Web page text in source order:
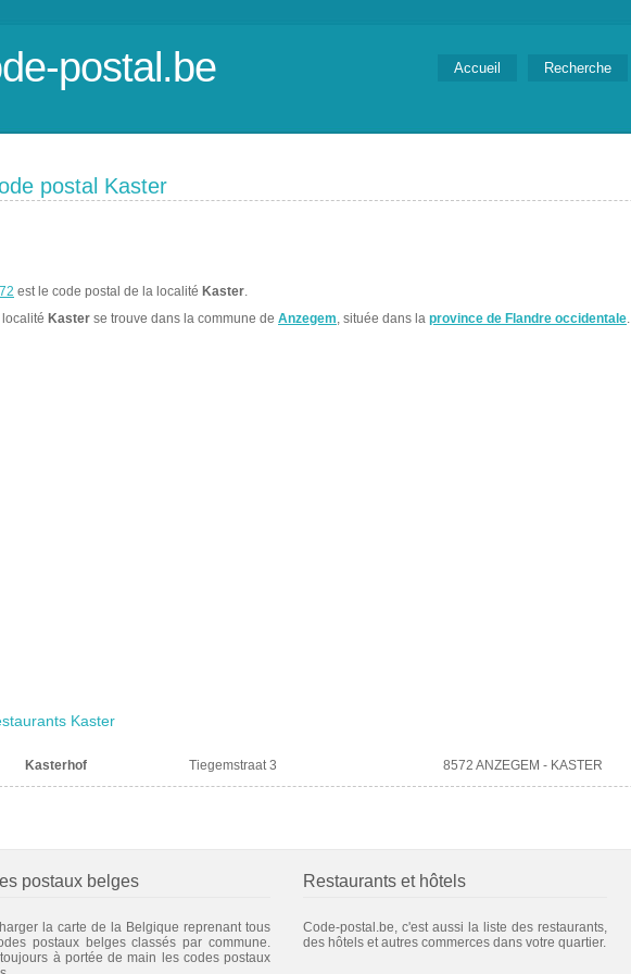
postal.be Accueil Recherche
postal Kaster
est le code postal de la localité Kaster.
localité Kaster se trouve dans la commune de Anzegem, située dans la province de Flandre occidentale.
Kaster
Kasterhof Tiegemstraat 3 8572 ANZEGEM - KASTER
postaux belges
la carte de la Belgique reprenant tous
postaux belges classés par commune.
à portée de main les codes postaux
Restaurants et hôtels
Code-postal.be, c'est aussi la liste des restaurants,
des hôtels et autres commerces dans votre quartier.